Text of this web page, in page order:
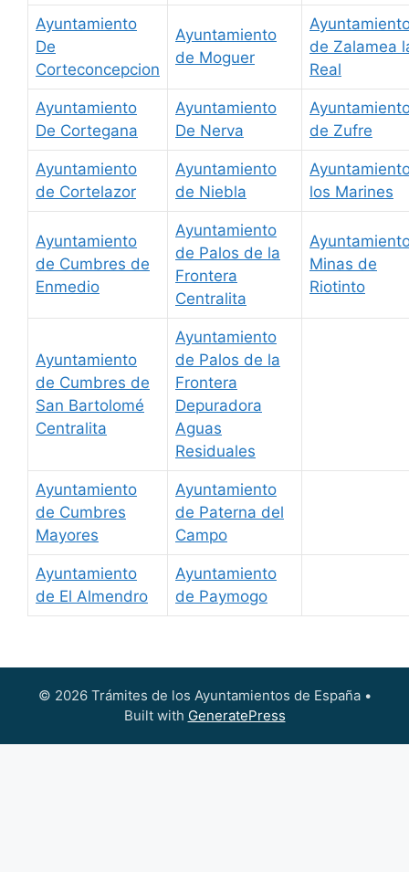
Ayuntamiento
De
Corteconcepcion
Ayuntamiento
de Moguer
de Zalamea
Real
Ayuntamiento
De Cortegana
Ayuntamiento
De Nerva
de Zufre
Ayuntamiento
de Cortelazor
Ayuntamiento
de Niebla
los Marines
Ayuntamiento
de Cumbres de
Enmedio
Ayuntamiento
de Palos de la
Frontera
Centralita
Minas de
Riotinto
Ayuntamiento
de Cumbres de
San Bartolomé
Centralita
Ayuntamiento
de Palos de la
Frontera
Depuradora
Aguas
Residuales
Ayuntamiento
de Cumbres
Mayores
Ayuntamiento
de Paterna del
Campo
Ayuntamiento
de El Almendro
Ayuntamiento
de Paymogo
© 2026 Trámites de los Ayuntamientos de España•
Built with GeneratePress